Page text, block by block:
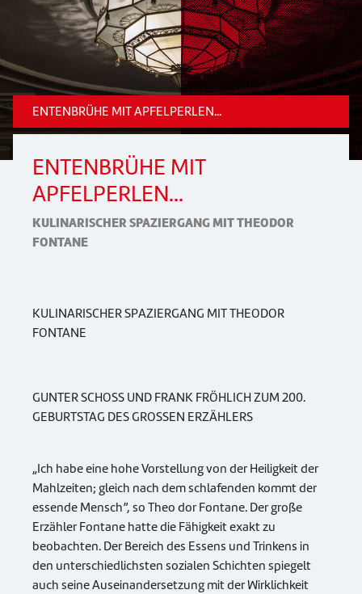
ENTENBRÜHE MIT APFELPERLEN...
ENTENBRÜHE MIT
APFELPERLEN...
KULINARISCHER SPAZIERGANG MIT THEODOR
FONTANE
KULINARISCHER SPAZIERGANG MIT THEODOR
FONTANE
GUNTER SCHOSS UND FRANK FRÖHLICH ZUM 200.
GEBURTSTAG DES GROSSEN ERZÄHLERS
„Ich habe eine hohe Vorstellung von der Heiligkeit der
Mahlzeiten; gleich nach dem schlafenden kommt der
essende Mensch”, so Theo dor Fontane. Der große
Erzähler Fontane hatte die Fähigkeit exakt zu
beobachten. Der Bereich des Essens und Trinkens in
den unterschiedlichsten sozialen Schichten spiegelt
auch seine Auseinandersetzung mit der Wirklichkeit